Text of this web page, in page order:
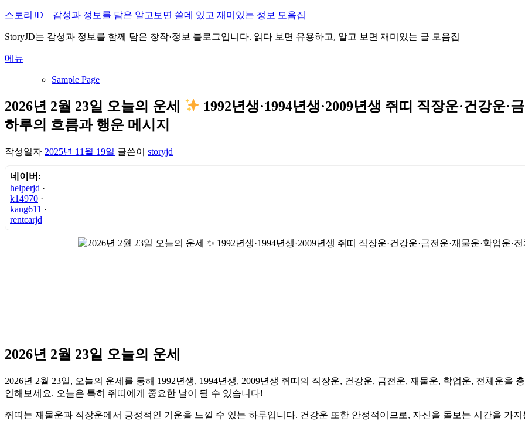
내
으
바
기
스토리JD – 감성과 정보를 담은 알고보면 쓸데 있고 재미있는 정보 모음집
StoryJD는 감성과 정보를 함께 담은 창작·정보 블로그입니다. 읽다 보면 유용하고, 알고 보면 재미있는 글 모음집
메뉴
Sample Page
2026년 2월 23일 오늘의 운세
1992년생·1994년생·2009년생 쥐띠 직장운·건강운·
하루의 흐름과 행운 메시지
작성일자 2025년 11월 19일 글쓴이 storyjd
네이버:
helperjd ·
k14970 ·
kang611 ·
rentcarjd
2026년 2월 23일 오늘의 운세
2026년 2월 23일, 오늘의 운세를 통해 1992년생, 1994년생, 2009년생 쥐띠의 직장운, 건강운, 금전운, 재물운, 학업운, 전체운
인해보세요. 오늘은 특히 쥐띠에게 중요한 날이 될 수 있습니다!
쥐띠는 재물운과 직장운에서 긍정적인 기운을 느낄 수 있는 하루입니다. 건강운 또한 안정적이므로, 자신을 돌보는 시간을 가